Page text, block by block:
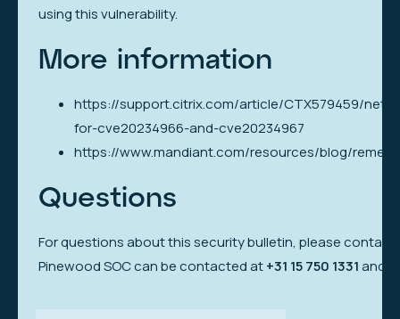
using this vulnerability.
More information
https://support.citrix.com/article/CTX579459/
for-cve20234966-and-cve20234967
https://www.mandiant.com/resources/blog/
Questions
For questions about this security bulletin, please
Pinewood SOC can be contacted at+31 15 750 1331and